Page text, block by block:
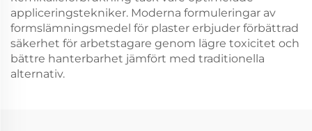
appliceringstekniker. Moderna formuleringar av
formslämningsmedel för plaster erbjuder förbättrad
säkerhet för arbetstagare genom lägre toxicitet och
bättre hanterbarhet jämfört med traditionella
alternativ.